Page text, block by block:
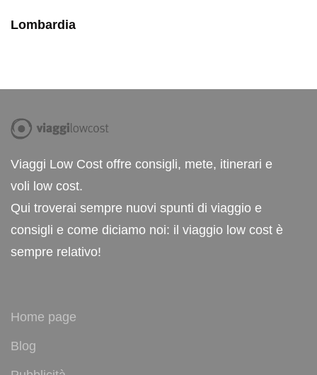
Lombardia
Viaggi Low Cost offre consigli, mete, itinerari e
voli low cost.
Qui troverai sempre nuovi spunti di viaggio e
consigli e come diciamo noi: il viaggio low cost è
sempre relativo!
Home page
Blog